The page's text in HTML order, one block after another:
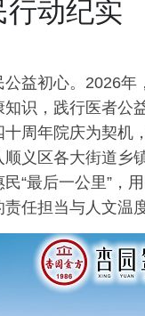
行动纪实
益初心。2026年
识，践行医者公
周年院庆为契机
义区各大街道
“最后一公里”，
任担当与人文温度